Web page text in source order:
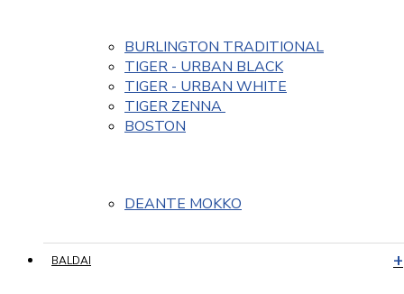
BURLINGTON TRADITIONAL
TIGER - URBAN BLACK
TIGER - URBAN WHITE
TIGER ZENNA
BOSTON
DEANTE MOKKO
BALDAI